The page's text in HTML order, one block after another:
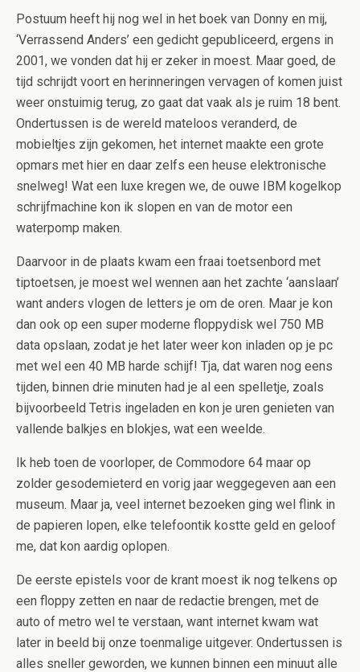
Postuum heeft hij nog wel in het boek van Donny en mij,
‘Verrassend Anders’ een gedicht gepubliceerd, ergens in
2001, we vonden dat hij er zeker in moest. Maar goed, de
tijd schrijdt voort en herinneringen vervagen of komen juist
weer onstuimig terug, zo gaat dat vaak als je ruim 18 bent.
Ondertussen is de wereld mateloos veranderd, de
mobieltjes zijn gekomen, het internet maakte een grote
opmars met hier en daar zelfs een heuse elektronische
snelweg! Wat een luxe kregen we, de ouwe IBM kogelkop
schrijfmachine kon ik slopen en van de motor een
waterpomp maken.
Daarvoor in de plaats kwam een fraai toetsenbord met
tiptoetsen, je moest wel wennen aan het zachte ‘aanslaan’
want anders vlogen de letters je om de oren. Maar je kon
dan ook op een super moderne floppydisk wel 750 MB
data opslaan, zodat je het later weer kon inladen op je pc
met wel een 40 MB harde schijf! Tja, dat waren nog eens
tijden, binnen drie minuten had je al een spelletje, zoals
bijvoorbeeld Tetris ingeladen en kon je uren genieten van
vallende balkjes en blokjes, wat een weelde.
Ik heb toen de voorloper, de Commodore 64 maar op
zolder gesodemieterd en vorig jaar weggegeven aan een
museum. Maar ja, veel internet bezoeken ging wel flink in
de papieren lopen, elke telefoontik kostte geld en geloof
me, dat kon aardig oplopen.
De eerste epistels voor de krant moest ik nog telkens op
een floppy zetten en naar de redactie brengen, met de
auto of metro wel te verstaan, want internet kwam wat
later in beeld bij onze toenmalige uitgever. Ondertussen is
alles sneller geworden, we kunnen binnen een minuut alle